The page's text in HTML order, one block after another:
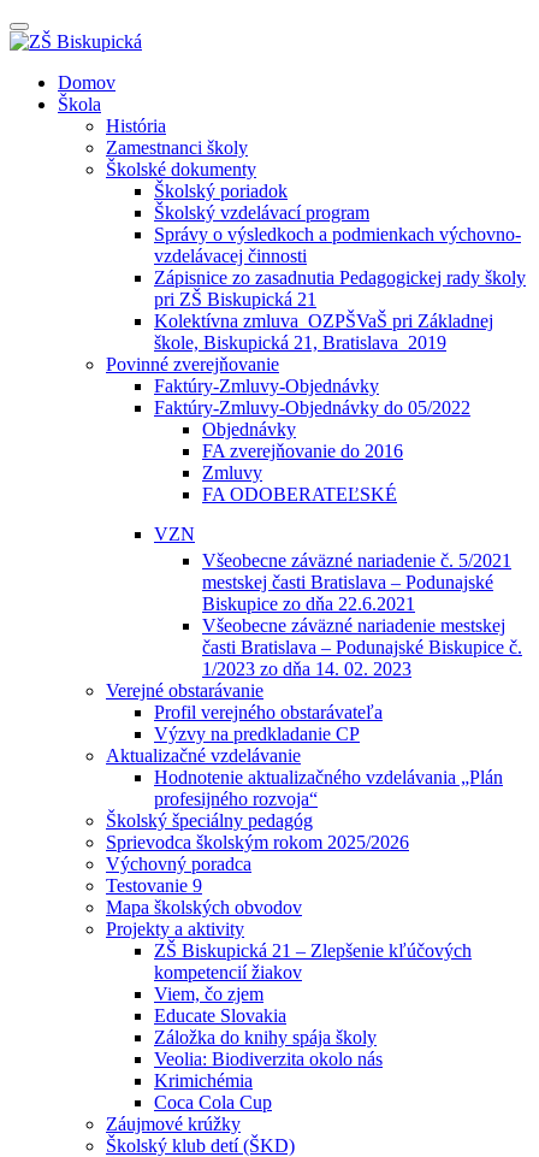
Prepínateľná
navigácia
Prejsť
Domov
Škola
História
Zamestnanci školy
Školské dokumenty
Školský poriadok
Školský vzdelávací program
Správy o výsledkoch a podmienkach výchovno-
vzdelávacej činnosti
Zápisnice zo zasadnutia Pedagogickej rady školy
pri ZŠ Biskupická 21
Kolektívna zmluva_OZPŠVaŠ pri Základnej
škole, Biskupická 21, Bratislava_2019
Povinné zverejňovanie
Faktúry-Zmluvy-Objednávky
Faktúry-Zmluvy-Objednávky do 05/2022
Objednávky
FA zverejňovanie do 2016
Zmluvy
FA ODOBERATEĽSKÉ
VZN
Všeobecne záväzné nariadenie č. 5/2021
mestskej časti Bratislava – Podunajské
Biskupice zo dňa 22.6.2021
Všeobecne záväzné nariadenie mestskej
časti Bratislava – Podunajské Biskupice č.
1/2023 zo dňa 14. 02. 2023
Verejné obstarávanie
Profil verejného obstarávateľa
Výzvy na predkladanie CP
Aktualizačné vzdelávanie
Hodnotenie aktualizačného vzdelávania „Plán
profesijného rozvoja“
Školský špeciálny pedagóg
Sprievodca školským rokom 2025/2026
Výchovný poradca
Testovanie 9
Mapa školských obvodov
Projekty a aktivity
ZŠ Biskupická 21 – Zlepšenie kľúčových
kompetencií žiakov
Viem, čo zjem
Educate Slovakia
Záložka do knihy spája školy
Veolia: Biodiverzita okolo nás
Krimichémia
Coca Cola Cup
Záujmové krúžky
Školský klub detí (ŠKD)